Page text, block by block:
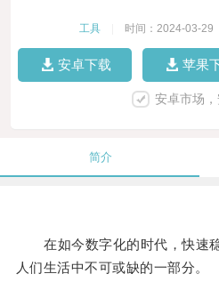
工具 时间：2024-03-29
安卓下载 苹果
安卓市场
简介
在如今数字化的时代，快速稳
人们生活中不可或缺的一部分。